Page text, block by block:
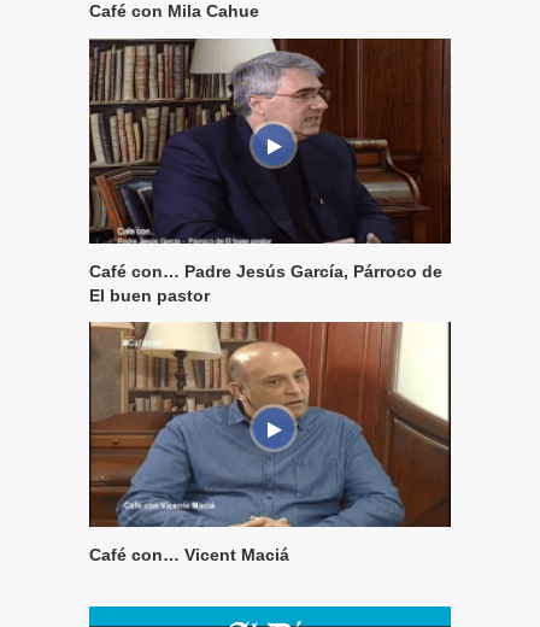
Café con Mila Cahue
Café con… Padre Jesús García, Párroco de
El buen pastor
Café con… Vicent Maciá